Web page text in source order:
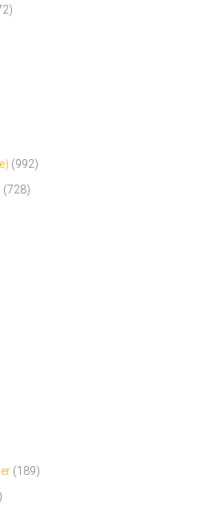
(992)
(728)
(189)